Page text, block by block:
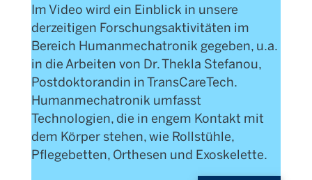
Im Video wird ein Einblick in unsere
derzeitigen Forschungsaktivitäten im
Bereich Humanmechatronik gegeben, u.a.
in die Arbeiten von Dr. Thekla Stefanou,
Postdoktorandin in TransCareTech.
Humanmechatronik umfasst
Technologien, die in engem Kontakt mit
dem Körper stehen, wie Rollstühle,
Pflegebetten, Orthesen und Exoskelette.